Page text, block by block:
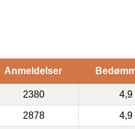
Anmeldelser
2380 4,9
2878 4,9